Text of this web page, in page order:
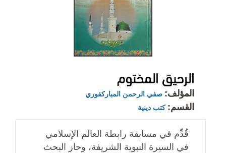
الرحيق المختوم
المؤلف: صفي الرحمن المباركفوري
القسم: كتب دينية
قُدِّم في مسابقة رابطة العالم الإسلامي
في السيرة النبوية الشريفة، وحاز البحث